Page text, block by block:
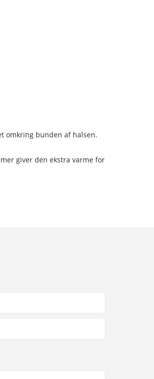
omkring bunden af ​​halsen.
giver den ekstra varme for